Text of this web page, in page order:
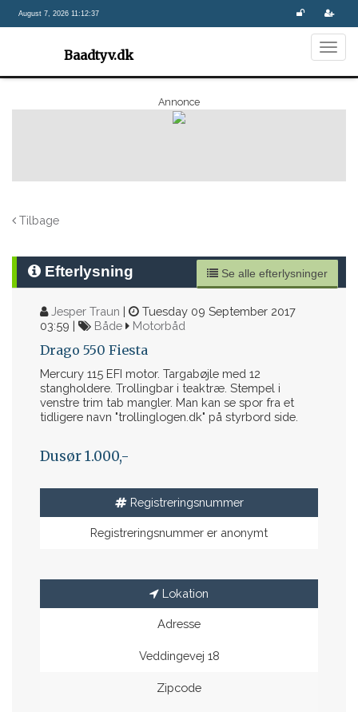
August 7, 2026 11:12:37
Baadtyv.dk
Annonce
Tilbage
Efterlysning Se alle efterlysninger
Jesper Traun |
Tuesday 09 September 2017
03:59 |
Både Motorbåd
Drago 550 Fiesta
Mercury 115 EFI motor. Targabøjle med 12
stangholdere. Trollingbar i teaktræ. Stempel i
venstre trim tab mangler. Man kan se spor fra et
tidligere navn "trollinglogen.dk" på styrbord side.
Dusør 1.000,-
Registreringsnummer
Registreringsnummer er anonymt
Lokation
Adresse
Veddingevej 18
Zipcode